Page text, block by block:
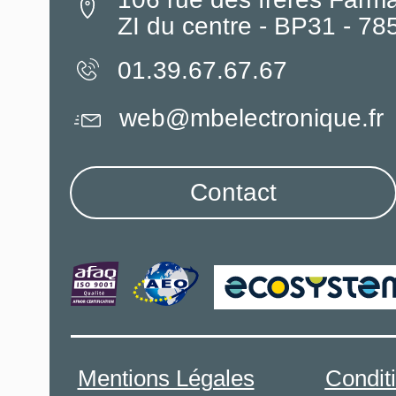
ZI du centre - BP31 -
01.39.67.67.67
Mentions Légales
web@mbelectronique.fr
Contact